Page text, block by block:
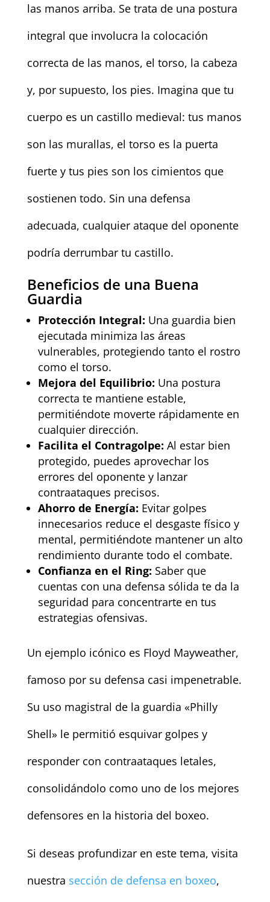
las manos arriba. Se trata de una postura
integral que involucra la colocación
correcta de las manos, el torso, la cabeza
y, por supuesto, los pies. Imagina que tu
cuerpo es un castillo medieval: tus manos
son las murallas, el torso es la puerta
fuerte y tus pies son los cimientos que
sostienen todo. Sin una defensa
adecuada, cualquier ataque del oponente
podría derrumbar tu castillo.
Beneficios de una Buena
Guardia
Protección Integral: Una guardia bien
ejecutada minimiza las áreas
vulnerables, protegiendo tanto el rostro
como el torso.
Mejora del Equilibrio: Una postura
correcta te mantiene estable,
permitiéndote moverte rápidamente en
cualquier dirección.
Facilita el Contragolpe: Al estar bien
protegido, puedes aprovechar los
errores del oponente y lanzar
contraataques precisos.
Ahorro de Energía: Evitar golpes
innecesarios reduce el desgaste físico y
mental, permitiéndote mantener un alto
rendimiento durante todo el combate.
Confianza en el Ring: Saber que
cuentas con una defensa sólida te da la
seguridad para concentrarte en tus
estrategias ofensivas.
Un ejemplo icónico es Floyd Mayweather,
famoso por su defensa casi impenetrable.
Su uso magistral de la guardia «Philly
Shell» le permitió esquivar golpes y
responder con contraataques letales,
consolidándolo como uno de los mejores
defensores en la historia del boxeo.
Si deseas profundizar en este tema, visita
nuestra sección de defensa en boxeo,